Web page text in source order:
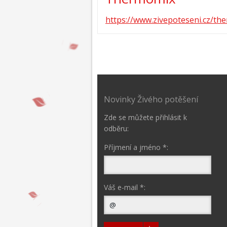
https://www.zivepoteseni.cz/
Novinky Živého potěšení
Zde se můžete přihlásit k
odběru:
Příjmení a jméno *:
Váš e-mail *: